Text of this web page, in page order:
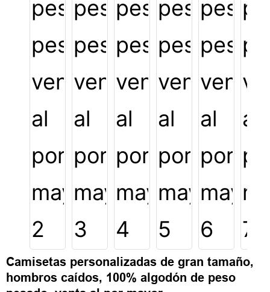
Camisetas personalizadas de gran tamaño,
hombros caídos, 100% algodón de peso